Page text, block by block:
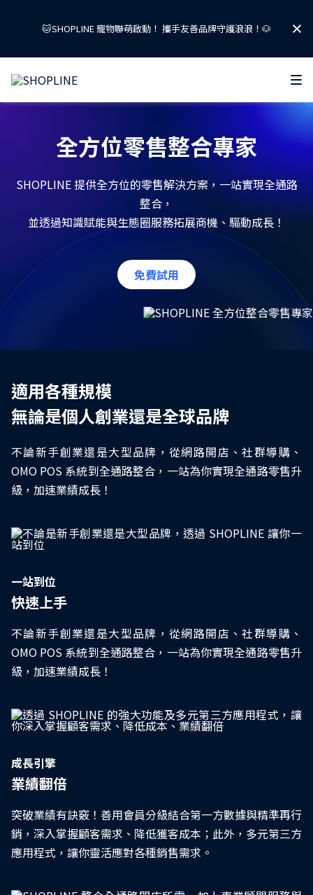
全方位零售整合專家
SHOPLINE 提供全方位的零售解決方案，一站實現全通路
整合，
並透過知識賦能與生態圈服務拓展商機、驅動成長！
免費試用
適用各種規模
無論是個人創業還是全球品牌
不論新手創業還是大型品牌，從網路開店、社群導購、
OMO POS 系統到全通路整合，一站為你實現全通路零售升
級，加速業績成長！
一站到位
快速上手
不論新手創業還是大型品牌，從網路開店、社群導購、
OMO POS 系統到全通路整合，一站為你實現全通路零售升
級，加速業績成長！
成長引擎
業績翻倍
突破業績有訣竅！善用會員分級結合第一方數據與精準再行
銷，深入掌握顧客需求、降低獲客成本；此外，多元第三方
應用程式，讓你靈活應對各種銷售需求。
免費下載「AI 零售趨勢報告」👉
🐱SHOPLINE 寵物聯萌啟動！ 攜手友善品牌守護浪浪！🐶
掌握 2026 AI 零售關鍵話題！
免費下載「AI 零售趨勢報告」👉
📣 開店零負擔！補助、資源一次到位
🐱SHOPLINE 寵物聯萌啟動！ 攜手友善品牌守護浪浪！🐶